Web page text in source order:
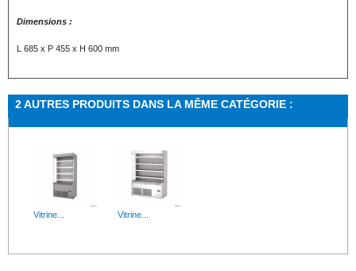
Dimensions :
L 685 x P 455 x H 600 mm
2 AUTRES PRODUITS DANS LA MÊME CATÉGORIE :
Vitrine... Vitrine...